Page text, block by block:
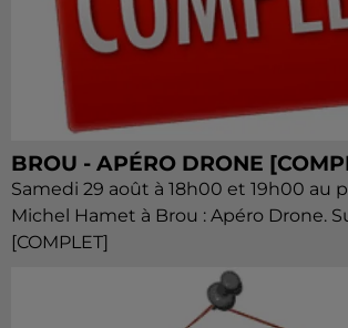
BROU - APÉRO DRONE
Samedi 29 août à 18h00 et 19h00 au
Michel Hamet à Brou : Apéro Drone.
[COMPLET]